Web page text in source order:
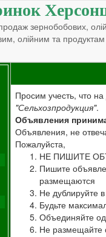
зернобобових,
олійним та
Просим учесть, что
"Сельхозпродукция".
Объявления
Объявления, не
Пожалуйста,
НЕ ПИШИТЕ
Пишите
размещаются
Не дублируйте
Будьте
Объединяйте
Не размещайте